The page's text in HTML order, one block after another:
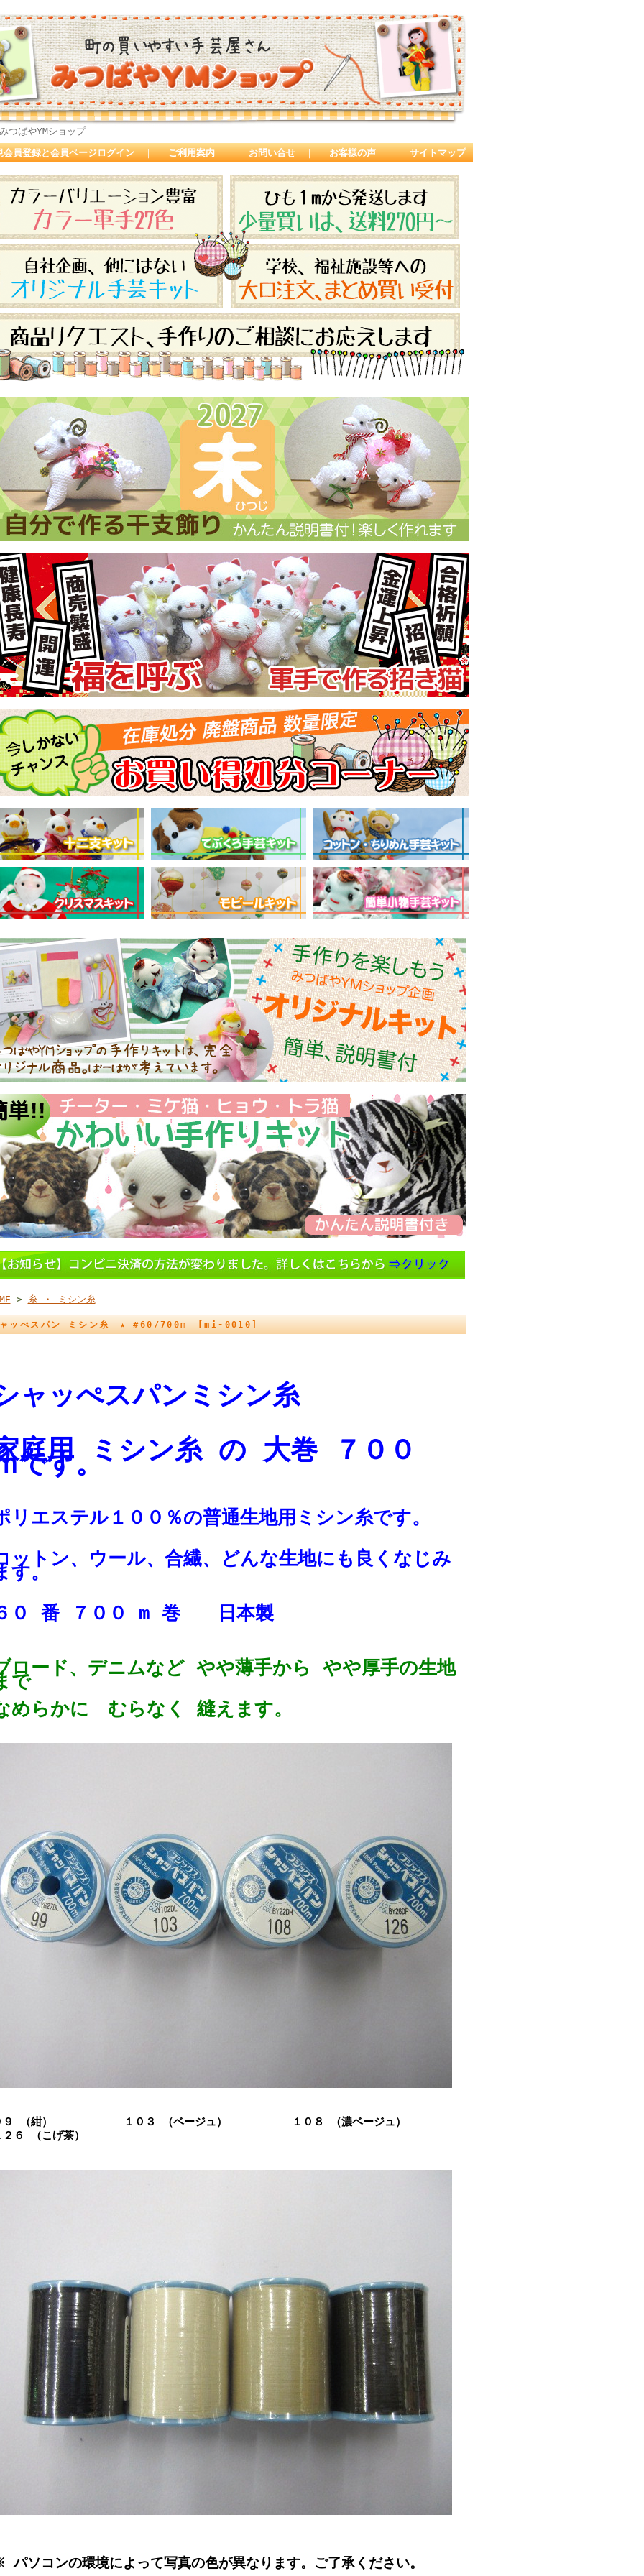
つばやYMショップ
会員登録と会員ページログイン ｜ ご利用案内 ｜ お問い合せ ｜ お客様の声 ｜ サイトマップ
> 糸 ・ ミシン糸
ッぺスパン ミシン糸 ★ #60/700m [mi-0010]
ャッぺスパンミシン糸
庭用 ミシン糸 の 大巻 ７００
です。
リエステル１００％の普通生地用ミシン糸です。
ットン、ウール、合繊、どんな生地にも良くなじみ
す。
０ 番 ７００ m 巻 日本製
ロード、デニムなど やや薄手から やや厚手の生地
で
めらかに むらなく 縫えます。
９ （紺） １０３ （ベージュ） １０８ （濃ベージュ）
２６ （こげ茶）
パソコンの環境によって写真の色が異なります。ご了承ください。